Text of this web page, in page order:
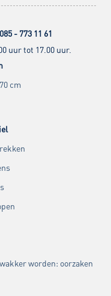
085 - 773 11 61
uur tot 17.00 uur.
cm
worden: oorzaken